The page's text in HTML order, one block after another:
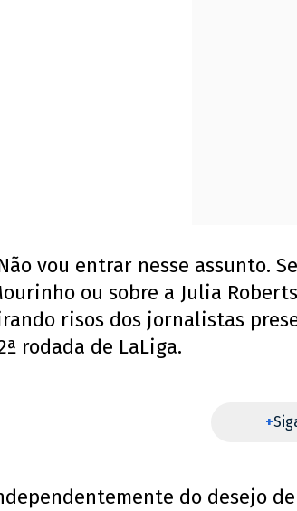
vou entrar nesse assunto.
ou sobre a Julia
risos dos jornalistas
rodada de LaLiga.
+
do desejo